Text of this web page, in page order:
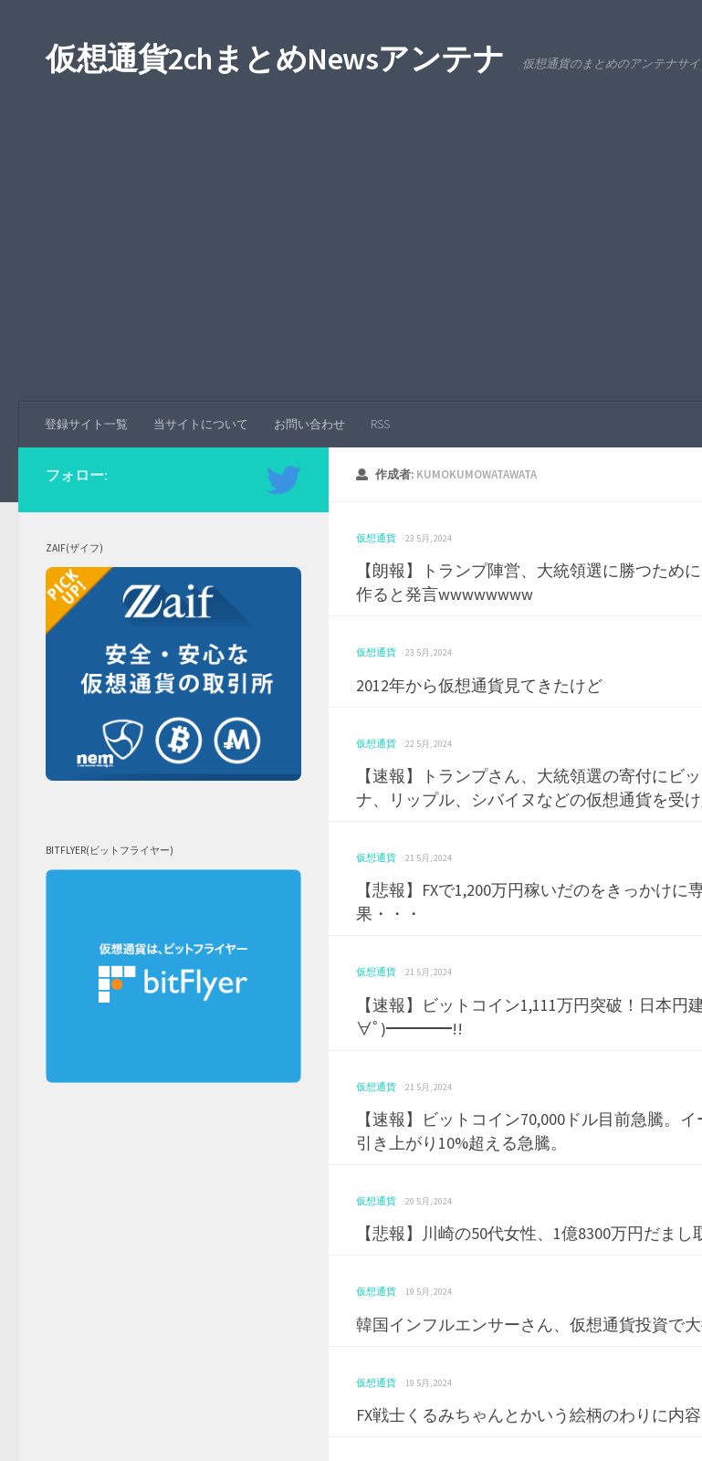
仮想通貨2chまとめNewsアンテナ 仮想通貨のまとめのアンテナサイ
登録サイト一覧 当サイトについて お問い合わせ RSS
作成者: KUMOKUMOWATAWATA
仮想通貨 · 23 5月, 2024
【朗報】トランプ陣営、大統領選に勝つため
作ると発言wwwwwwww
仮想通貨 · 23 5月, 2024
2012年から仮想通貨見てきたけど
仮想通貨 · 22 5月, 2024
【速報】トランプさん、大統領選の寄付にビ
ナ、リップル、シバイヌなどの仮想通貨を受
仮想通貨 · 21 5月, 2024
【悲報】FXで1,200万円稼いだのをきっかけ
果・・・
仮想通貨 · 21 5月, 2024
【速報】ビットコイン1,111万円突破！日本
∀ﾟ)━━━━!!
仮想通貨 · 21 5月, 2024
【速報】ビットコイン70,000ドル目前急騰。
引き上がり10%超える急騰。
仮想通貨 · 20 5月, 2024
【悲報】川崎の50代女性、1億8300万円だま
仮想通貨 · 19 5月, 2024
韓国インフルエンサーさん、仮想通貨投資で
仮想通貨 · 19 5月, 2024
FX戦士くるみちゃんとかいう絵柄のわりに内
フォロー:
ZAIF(ザイフ)
BITFLYER(ビットフライヤー)